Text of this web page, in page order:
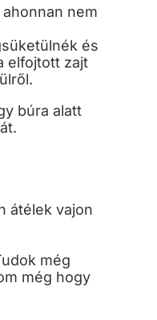
nem
és
elfojtott zajt
búra alatt
átélek vajon
még
még hogy